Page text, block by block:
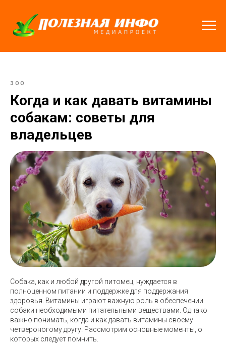
ЗОО
Когда и как давать витамины
собакам: советы для
владельцев
Собака, как и любой другой питомец, нуждается в
полноценном питании и поддержке для поддержания
здоровья. Витамины играют важную роль в обеспечении
собаки необходимыми питательными веществами. Однако
важно понимать, когда и как давать витамины своему
четвероногому другу. Рассмотрим основные моменты, о
которых следует помнить.